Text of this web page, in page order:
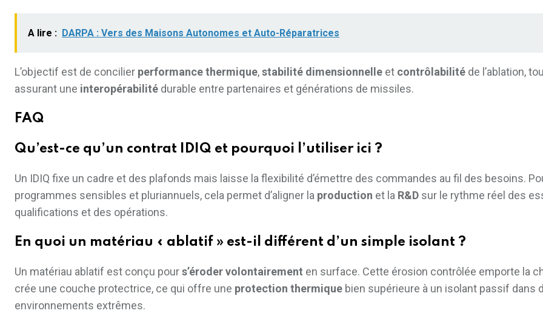
A lire : DARPA : Vers des Maisons Autonomes et Auto-Réparatrices
L’objectif est de concilier performance thermique,stabilité dimensionnelle et contrôlabilité de l’ablation,
assurant une interopérabilité durable entre partenaires et générations de missiles.
FAQ
Qu’est-ce qu’un contrat IDIQ et pourquoi l’utiliser ici ?
Un IDIQ fixe un cadre et des plafonds mais laisse la flexibilité d’émettre des commandes au fil des besoins.
programmes sensibles et pluriannuels, cela permet d’aligner la production et la R&D sur le rythme réel des
qualifications et des opérations.
En quoi un matériau « ablatif » est-il différent d’un simple isolant ?
Un matériau ablatif est conçu pours’éroder volontairement en surface. Cette érosion contrôlée emporte la
crée une couche protectrice, ce qui offre une protection thermique bien supérieure à un isolant passif dans
environnements extrêmes.